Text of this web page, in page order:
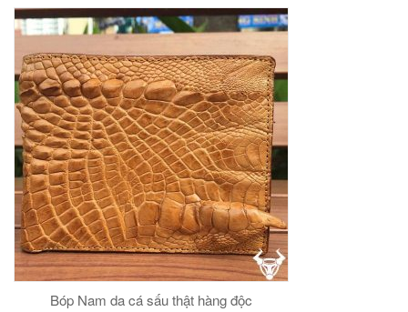
Bóp Nam da cá sấu thật hàng độc